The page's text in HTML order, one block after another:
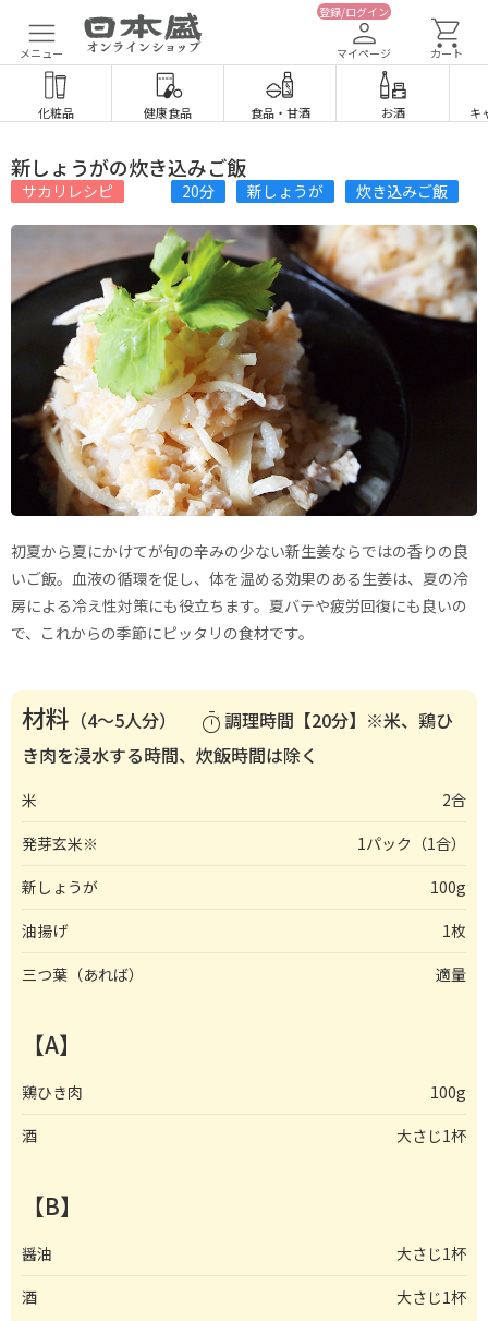
メニュー
登録/ログイン
マイページ カート
化粧品 健康食品 食品・ 甘酒 お酒 キ
新しょうがの炊き込みご飯
サカリレシピ 20分 新しょうが 炊き込みご飯
初夏から夏にかけてが旬の辛みの少ない新生姜ならではの香りの良
いご飯。血液の循環を促し、体を温める効果のある生姜は、夏の冷
房による冷え性対策にも役立ちます。夏バテや疲労回復にも良いの
で、これからの季節にピッタリの食材です。
材料 （4〜5人分） timer調理時間【20分】※米、鶏ひ
き肉を浸水する時間、炊飯時間は除く
米
2合
発芽玄米※
1パック（1合）
新しょうが
100g
油揚げ
1枚
三つ葉（あれば）
適量
【A】
鶏ひき肉
100g
酒
大さじ1杯
【B】
醤油
大さじ1杯
酒
大さじ1杯